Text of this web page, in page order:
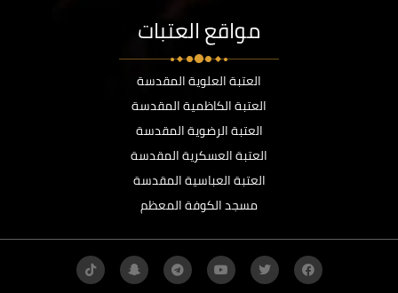
مواقع العتبات
العتبة العلوية المقدسة
العتبة الكاظمية المقدسة
العتبة الرضوية المقدسة
العتبة العسكرية المقدسة
العتبة العباسية المقدسة
مسجد الكوفة المعظم